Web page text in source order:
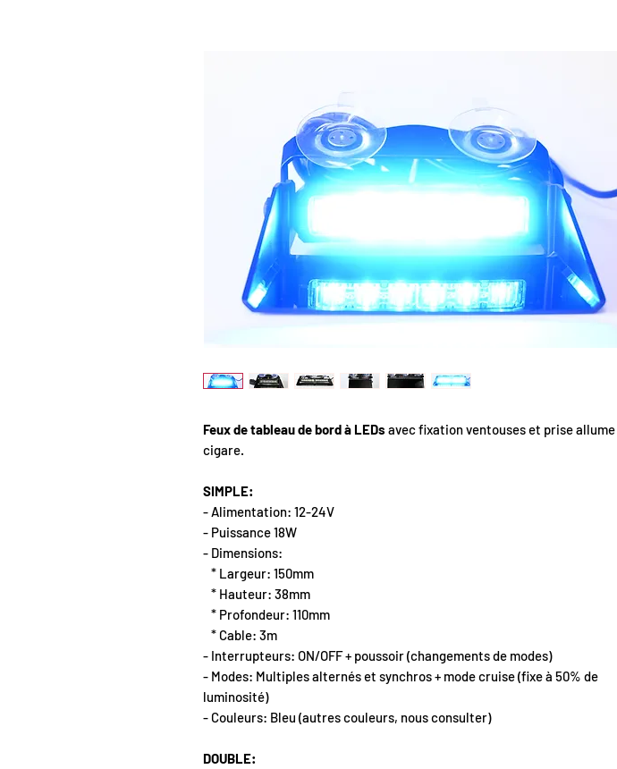
Feux de tableau de bord à LEDs avec fixation ventouses et prise allume
cigare.
SIMPLE:
- Alimentation: 12-24V
- Puissance 18W
- Dimensions:
* Largeur: 150mm
* Hauteur: 38mm
* Profondeur: 110mm
* Cable: 3m
- Interrupteurs: ON/OFF + poussoir (changements de modes)
- Modes: Multiples alternés et synchros + mode cruise (fixe à 50% de
luminosité)
- Couleurs: Bleu (autres couleurs, nous consulter)
DOUBLE: